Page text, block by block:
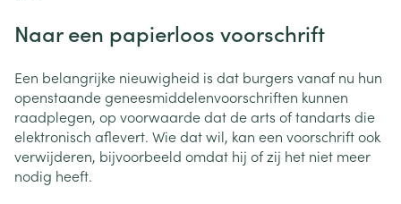
Naar een papierloos voorschrift
Een belangrijke nieuwigheid is dat burgers vanaf nu hun
openstaande geneesmiddelenvoorschriften kunnen
raadplegen, op voorwaarde dat de arts of tandarts die
elektronisch aflevert. Wie dat wil, kan een voorschrift ook
verwijderen, bijvoorbeeld omdat hij of zij het niet meer
nodig heeft.